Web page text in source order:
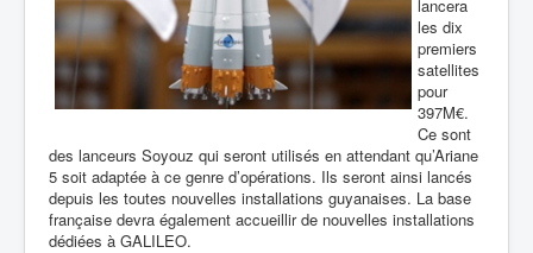
lancera
les dix
premiers
satellites
pour
397M€.
Ce sont
des lanceurs Soyouz qui seront utilisés en attendant qu’Ariane
5 soit adaptée à ce genre d’opérations. Ils seront ainsi lancés
depuis les toutes nouvelles installations guyanaises. La base
française devra également accueillir de nouvelles installations
dédiées à GALILEO.